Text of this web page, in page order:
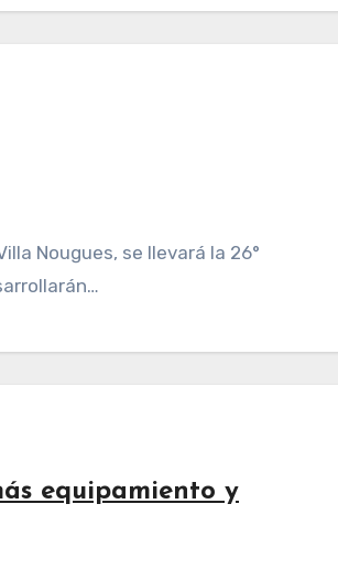
equipamiento y